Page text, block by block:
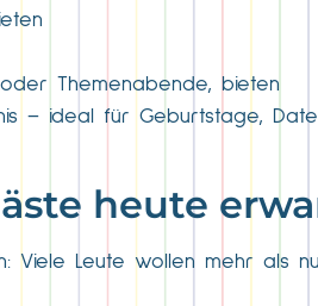
Themenabende, bieten
– ideal für Geburtstage,
heute
Viele Leute wollen mehr als